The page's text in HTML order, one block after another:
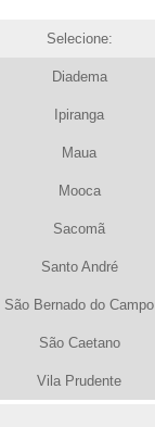
Selecione:
Diadema
Ipiranga
Maua
Mooca
Sacomã
Santo André
São Bernado do Campo
São Caetano
Vila Prudente